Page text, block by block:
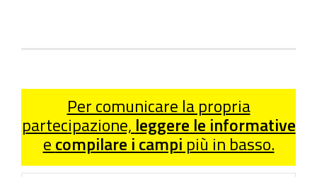
Per comunicare la propria
partecipazione, leggere le informative
ecompilare i campi più in basso.